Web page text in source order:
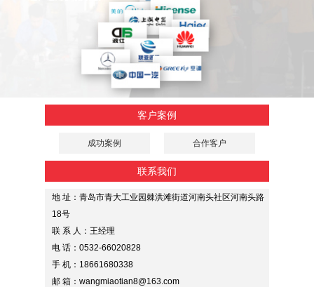
客户案例
成功案例 合作客户
联系我们
地 址：青岛市青大工业园棘洪滩街道河南头社区河南头路
18号
联 系 人：王经理
电 话：0532-66020828
手 机：18661680338
邮 箱：wangmiaotian8@163.com